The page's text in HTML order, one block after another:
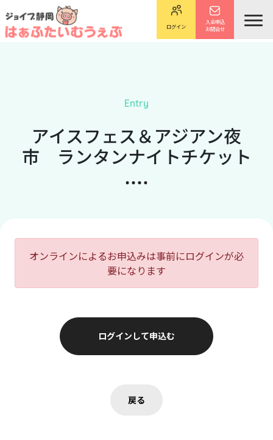
ログイン
入会申込
お問合せ
Entry
アイスフェス＆アジアン夜
市 ランタンナイトチケット
オンラインによるお申込みは事前にログインが必
要になります
ログインして申込む
戻る